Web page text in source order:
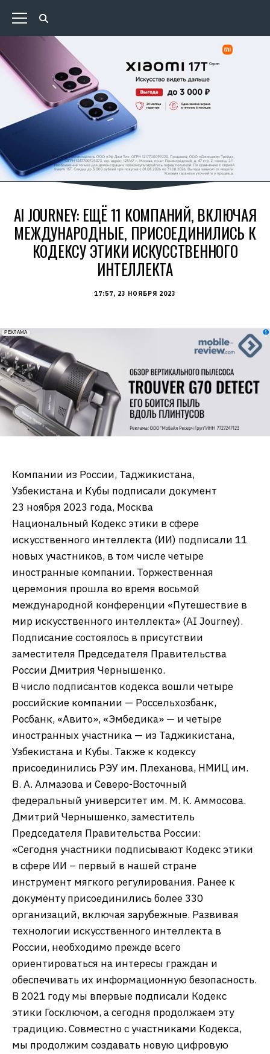
AI JOURNEY: ЕЩЁ 11 КОМПАНИЙ, ВКЛЮЧАЯ
МЕЖДУНАРОДНЫЕ, ПРИСОЕДИНИЛИСЬ К
КОДЕКСУ ЭТИКИ ИСКУССТВЕННОГО
ИНТЕЛЛЕКТА
17:57, 23 НОЯБРЯ 2023
erid: 2VfnxxmNzs5
РЕКЛАМА
Компании из России, Таджикистана,
Узбекистана и Кубы подписали документ
23 ноября 2023 года, Москва
Национальный Кодекс этики в сфере
искусственного интеллекта (ИИ) подписали 11
новых участников, в том числе четыре
иностранные компании. Торжественная
церемония прошла во время восьмой
международной конференции «Путешествие в
мир искусственного интеллекта» (AI Journey).
Подписание состоялось в присутствии
заместителя Председателя Правительства
России Дмитрия Чернышенко.
В число подписантов кодекса вошли четыре
российские компании — Россельхозбанк,
Росбанк, «Авито», «Эмбедика» — и четыре
иностранных участника — из Таджикистана,
Узбекистана и Кубы. Также к кодексу
присоединились РЭУ им. Плеханова, НМИЦ им.
В. А. Алмазова и Северо-Восточный
федеральный университет им. М. К. Аммосова.
Дмитрий Чернышенко, заместитель
Председателя Правительства России:
«Сегодня участники подписывают Кодекс этики
в сфере ИИ – первый в нашей стране
инструмент мягкого регулирования. Ранее к
документу присоединились более 330
организаций, включая зарубежные. Развивая
технологии искусственного интеллекта в
России, необходимо прежде всего
ориентироваться на интересы граждан и
обеспечивать их информационную безопасность.
В 2021 году мы впервые подписали Кодекс
этики Госключом, а сегодня продолжаем эту
традицию. Совместно с участниками Кодекса,
мы продолжим создавать новую цифровую